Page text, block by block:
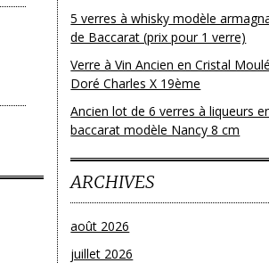
5 verres à whisky modèle
de Baccarat (prix pour 1 verre)
Verre à Vin Ancien en Cristal
Doré Charles X 19ème
Ancien lot de 6 verres à liqueurs
baccarat modèle Nancy 8 cm
ARCHIVES
août 2026
juillet 2026